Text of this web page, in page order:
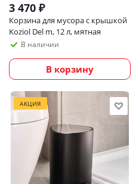
3 470 ₽
Корзина для мусора с крышкой
Koziol Del m, 12 л, мятная
В наличии
В корзину
АКЦИЯ